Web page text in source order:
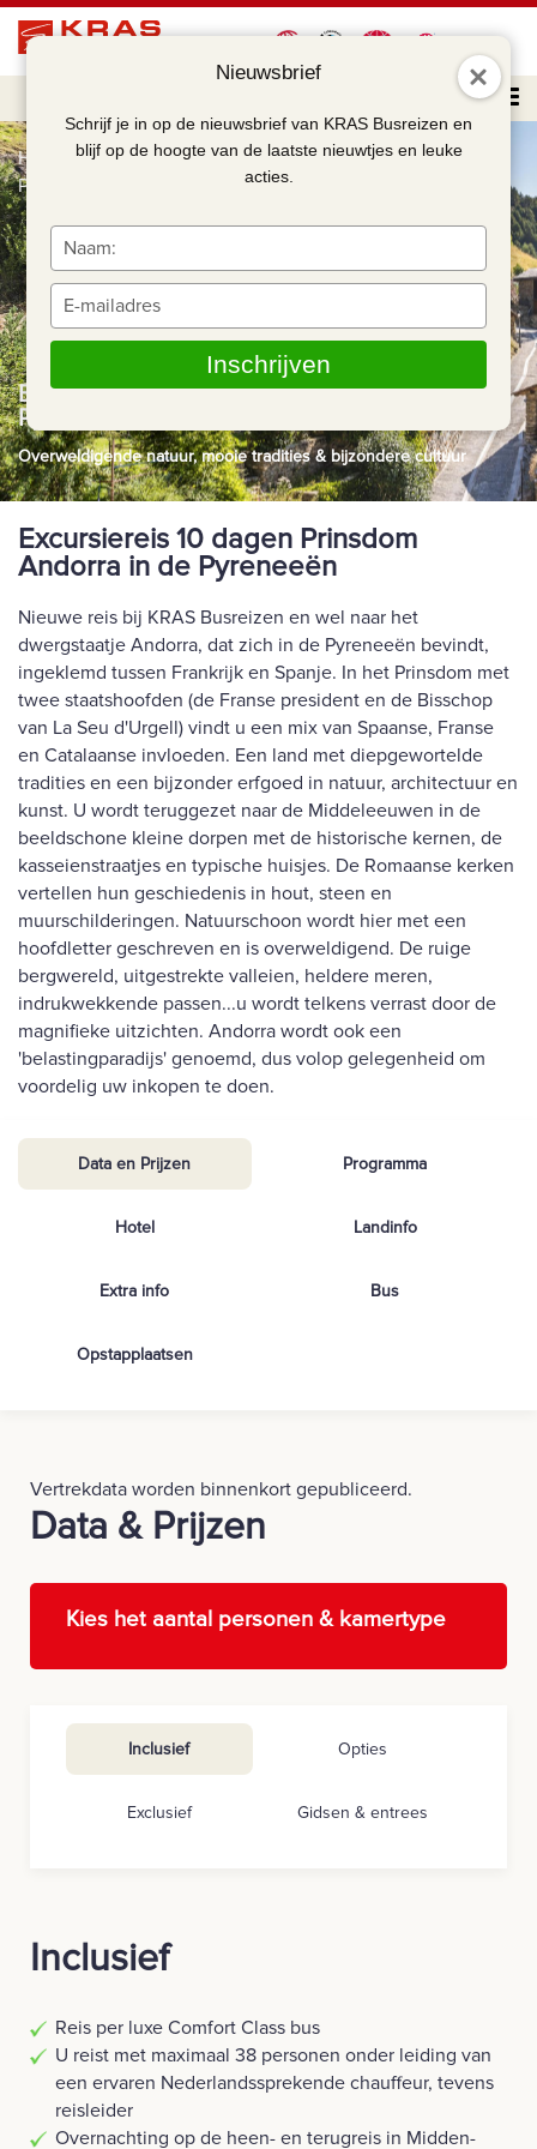
Nieuwsbrief
Schrijf je in op de nieuwsbrief van KRAS Busreizen en
blijf op de hoogte van de laatste nieuwtjes en leuke
acties.
Typ
je
naam
Typ
je
e-
Inschrijven
Home
Excursiereis 10 dagen Prinsdom Andorra in de
Pyreneeën
Excursiereis 10 dagen Prinsdom Andorra in de
Pyreneeën
Overweldigende natuur, mooie tradities & bijzondere cultuur
Excursiereis 10 dagen Prinsdom
Andorra in de Pyreneeën
Nieuwe reis bij KRAS Busreizen en wel naar het
dwergstaatje Andorra, dat zich in de Pyreneeën bevindt,
ingeklemd tussen Frankrijk en Spanje. In het Prinsdom met
twee staatshoofden (de Franse president en de Bisschop
van La Seu d'Urgell) vindt u een mix van Spaanse, Franse
en Catalaanse invloeden. Een land met diepgewortelde
tradities en een bijzonder erfgoed in natuur, architectuur en
kunst. U wordt teruggezet naar de Middeleeuwen in de
beeldschone kleine dorpen met de historische kernen, de
kasseienstraatjes en typische huisjes. De Romaanse kerken
vertellen hun geschiedenis in hout, steen en
muurschilderingen. Natuurschoon wordt hier met een
hoofdletter geschreven en is overweldigend. De ruige
bergwereld, uitgestrekte valleien, heldere meren,
indrukwekkende passen...u wordt telkens verrast door de
magnifieke uitzichten. Andorra wordt ook een
'belastingparadijs' genoemd, dus volop gelegenheid om
voordelig uw inkopen te doen.
Data en Prijzen Programma
Hotel Landinfo
Extra info Bus
Opstapplaatsen
Vertrekdata worden binnenkort gepubliceerd.
Data & Prijzen
Kies het aantal personen & kamertype
Inclusief Opties
Exclusief Gidsen & entrees
Inclusief
Reis per luxe Comfort Class bus
U reist met maximaal 38 personen onder leiding van
een ervaren Nederlandssprekende chauffeur, tevens
reisleider
Overnachting op de heen- en terugreis in Midden-